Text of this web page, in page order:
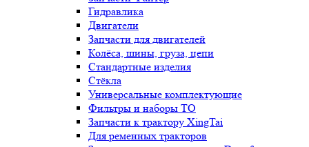
Гидравлика
Двигатели
Запчасти для двигателей
Колёса, шины, груза, цепи
Стандартные изделия
Стёкла
Универсальные комплектующие
Фильтры и наборы ТО
Запчасти к трактору XingTai
Для ременных тракторов